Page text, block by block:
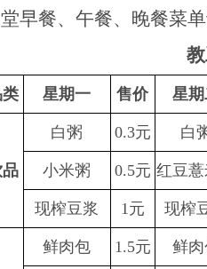
早餐、午餐、晚餐菜
星期一 售价 星
白粥 0.3元 白
小米粥 0.5元 红豆
现榨豆浆 1元 现榨
鲜肉包 1.5元 鲜